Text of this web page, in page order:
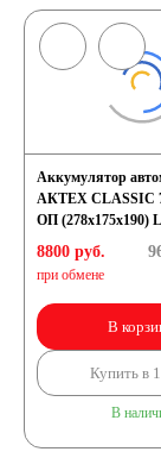
Аккумулятор
АКТЕХ CLASSIC
ОП (278x175x190)
8800 руб.
при обмене
В
Купить в
В